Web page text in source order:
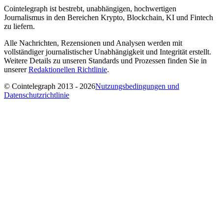
Cointelegraph ist bestrebt, unabhängigen, hochwertigen
Journalismus in den Bereichen Krypto, Blockchain, KI und Fintech
zu liefern.
Alle Nachrichten, Rezensionen und Analysen werden mit
vollständiger journalistischer Unabhängigkeit und Integrität erstellt.
Weitere Details zu unseren Standards und Prozessen finden Sie in
unsererRedaktionellen Richtlinie.
© Cointelegraph 2013 - 2026Nutzungsbedingungen und
Datenschutzrichtlinie